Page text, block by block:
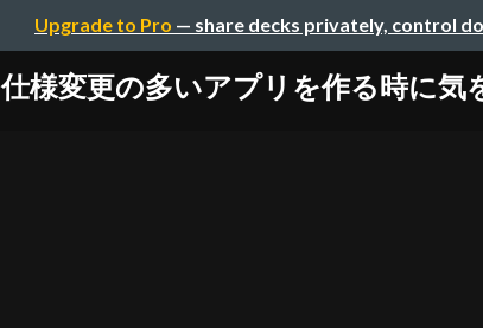
Upgrade to Pro — share decks privately, control
仕様変更の多いアプリを作る時に気